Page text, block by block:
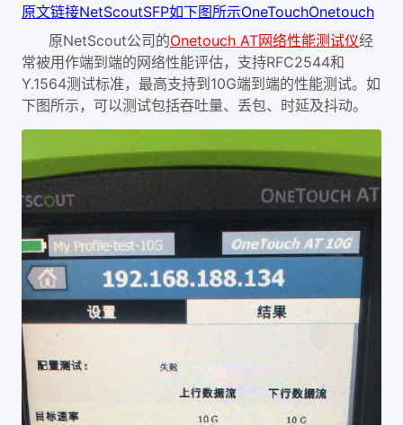
原文链接NetScoutSFP如下图所示OneTouchOnetouch
原NetScout公司的Onetouch AT网络性能测试仪经
常被用作端到端的网络性能评估，支持RFC2544和
Y.1564测试标准，最高支持到10G端到端的性能测试。如
下图所示，可以测试包括吞吐量、丢包、时延及抖动。